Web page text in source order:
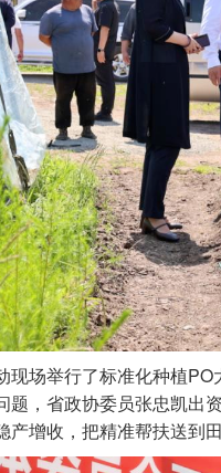
现场举行了标准化种植PO
题，省政协委员张忠凯出
产增收，把精准帮扶送到田